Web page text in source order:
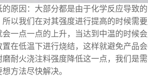
因：大部分都是由于化学反应导致的
以我们在对其强度进行提高的时候需
会一点一点的上升，当达到中温的时候
在低温下进行烧结，这样就避免产品
耐火浇注料强度降低这一点，我们是
方法尽快解决。